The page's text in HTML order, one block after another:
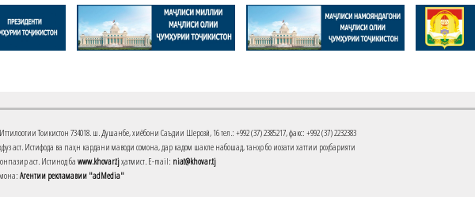
Тоҷикистон 734018. ш. Душанбе, хиёбони Саъдии Шерозӣ, 16 тел.: +992 (37) 2385217, факс: +992 (37) 2232383
аст. Истифода ва паҳн кардани маводи сомона, дар кадом шакле набошад, танҳо бо иҷозати хаттии роҳбарияти
аст. Истинод баwww.khovar.tjҳатмист. E-mail: niat@khovar.tj
Агентии рекламавии "adMedia"